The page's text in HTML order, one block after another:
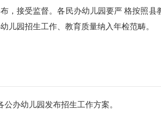
接受监督。各民办幼儿园要严 格按照县
儿园招生工作、教育质量纳入年检范畴。
办幼儿园发布招生工作方案。